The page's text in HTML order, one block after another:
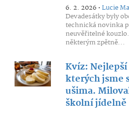
6. 2. 2026 •Lucie
Devadesátky byly
technická novinka
neuvěřitelné
některým zpětně...
Kvíz:
kterých jsme
ušima.
školní jídelně